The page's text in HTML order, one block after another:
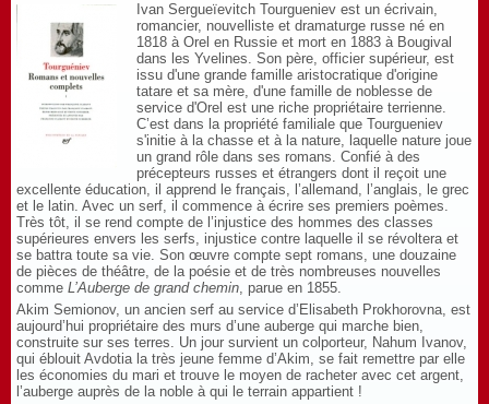
Ivan Sergueïevitch Tourgueniev est un écrivain,
romancier, nouvelliste et dramaturge russe né en
1818 à Orel en Russie et mort en 1883 à Bougival
dans les Yvelines. Son père, officier supérieur, est
issu d'une grande famille aristocratique d'origine
tatare et sa mère, d'une famille de noblesse de
service d'Orel est une riche propriétaire terrienne.
C’est dans la propriété familiale que Tourgueniev
s'initie à la chasse et à la nature, laquelle nature joue
un grand rôle dans ses romans. Confié à des
précepteurs russes et étrangers dont il reçoit une
excellente éducation, il apprend le français, l’allemand, l’anglais, le grec
et le latin. Avec un serf, il commence à écrire ses premiers poèmes.
Très tôt, il se rend compte de l’injustice des hommes des classes
supérieures envers les serfs, injustice contre laquelle il se révoltera et
se battra toute sa vie. Son œuvre compte sept romans, une douzaine
de pièces de théâtre, de la poésie et de très nombreuses nouvelles
comme L’Auberge de grand chemin, parue en 1855.
Akim Semionov, un ancien serf au service d’Elisabeth Prokhorovna, est
aujourd’hui propriétaire des murs d’une auberge qui marche bien,
construite sur ses terres. Un jour survient un colporteur, Nahum Ivanov,
qui éblouit Avdotia la très jeune femme d’Akim, se fait remettre par elle
les économies du mari et trouve le moyen de racheter avec cet argent,
l’auberge auprès de la noble à qui le terrain appartient !